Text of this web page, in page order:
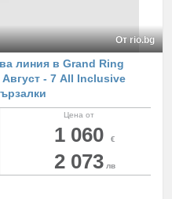
От rio.bg
линия в Grand Ring
- 7 All Inclusive
Цена от
1 060 €
2 073 лв